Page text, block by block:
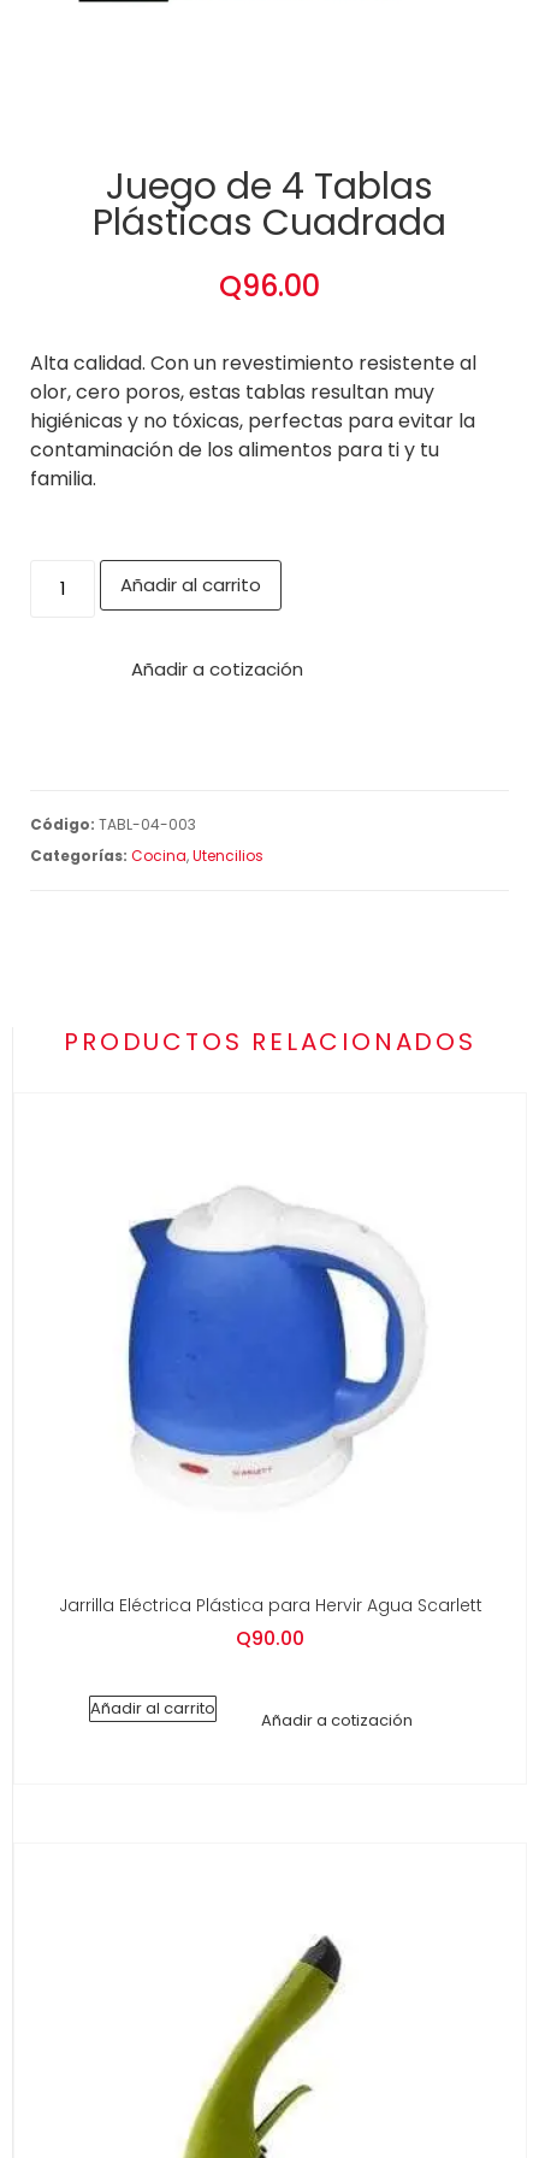
Juego de 4 Tablas
Plásticas Cuadrada
Q96.00
Alta calidad. Con un revestimiento resistente al
olor, cero poros, estas tablas resultan muy
higiénicas y no tóxicas, perfectas para evitar la
contaminación de los alimentos para ti y tu
familia.
Añadir al carrito
Añadir a cotización
Código: TABL-04-003
Categorías: Cocina,Utencilios
PRODUCTOS RELACIONADOS
Jarrilla Eléctrica Plástica para Hervir Agua Scarlett
Q90.00
Añadir al carrito
Añadir a cotización